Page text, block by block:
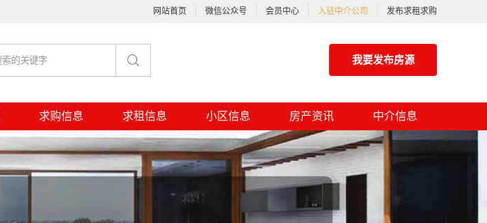
网站首页 微信公众号 会员中心 入驻中介公司 发布求租求购
我要发布房源
求购信息 求租信息 小区信息 房产资讯 中介信息